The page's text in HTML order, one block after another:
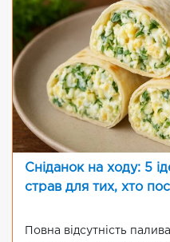
Сніданок на ходу: 5
страв для тих, хто
Повна відсутність